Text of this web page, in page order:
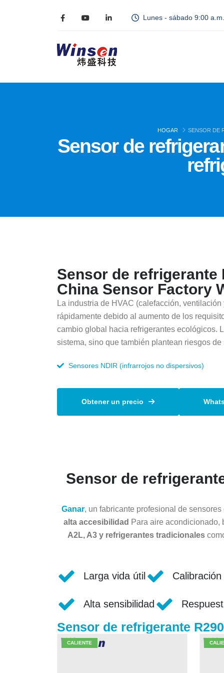
Lunes - sábado 9:00
HOGAR SENSOR DE
Sensor de
Sensor de
China Sensor Factory
La industria de HVAC (calefacción,
rápidamente debido al aumento de los
cambio global hacia refrigerantes ecológicos.
sistema, sino que también plantean riesgos
Sensores NDIR (infrarrojos no dispersivos)
Obtener un precio
Sensor de
Ganar, un fabricante profesional de
alta accesibilidad Para aire acondicionado,
A2L, A3 y refrigerantes tradicionales
Larga vida útil
Alta sensibilidad
Sensor de refrigerante R290
CALIENTE